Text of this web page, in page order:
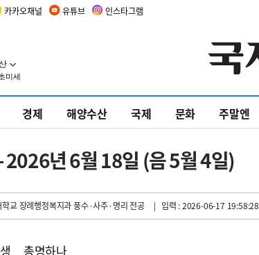
카카오채널 유튜브 인스타그램
경제 해양수산 국제 문화 주말엔
2026년 6월 18일 (음 5월 4일)
교 장례행정복지과 풍수·사주·명리 전공 | 입력 : 2026-06-17 19:58:28
총명하나